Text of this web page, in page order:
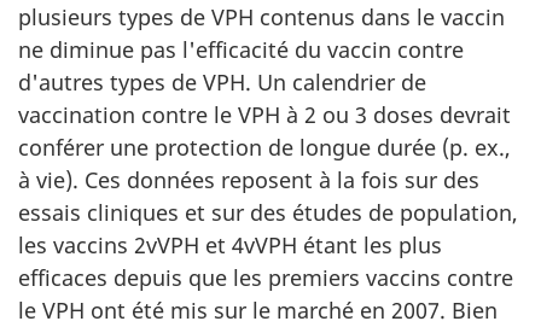
plusieurs types de VPH contenus dans le vaccin
ne diminue pas l'efficacité du vaccin contre
d'autres types de VPH. Un calendrier de
vaccination contre le VPH à 2 ou 3 doses devrait
conférer une protection de longue durée (p. ex.,
à vie). Ces données reposent à la fois sur des
essais cliniques et sur des études de population,
les vaccins 2vVPH et 4vVPH étant les plus
efficaces depuis que les premiers vaccins contre
le VPH ont été mis sur le marché en 2007. Bien